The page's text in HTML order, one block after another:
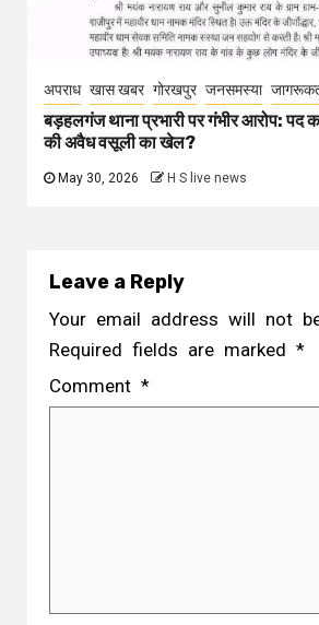
अपराध खास खबर गोरखपुर जनसमस्या
बड़हलगंज थाना प्रभारी पर गंभीर आरोप: पद
की अवैध वसूली का खेल?
May 30, 2026 H S live news
Leave a Reply
Your email address will not
Required fields are marked *
Comment *